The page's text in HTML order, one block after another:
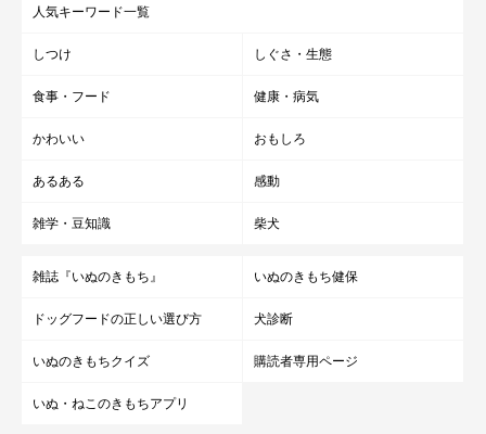
人気キーワード一覧
しつけ しぐさ・生態
食事・フード 健康・病気
かわいい おもしろ
あるある 感動
雑学・豆知識 柴犬
雑誌『いぬのきもち』 いぬのきもち健保
ドッグフードの正しい選び方 犬診断
いぬのきもちクイズ 購読者専用ページ
いぬ・ねこのきもちアプリ